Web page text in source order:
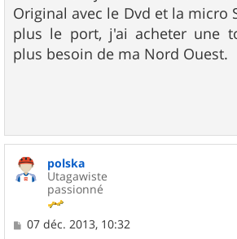
Original avec le Dvd et la micro
plus le port, j'ai acheter une
plus besoin de ma Nord Ouest.
polska
Utagawiste
passionné
M
07 déc. 2013, 10:32